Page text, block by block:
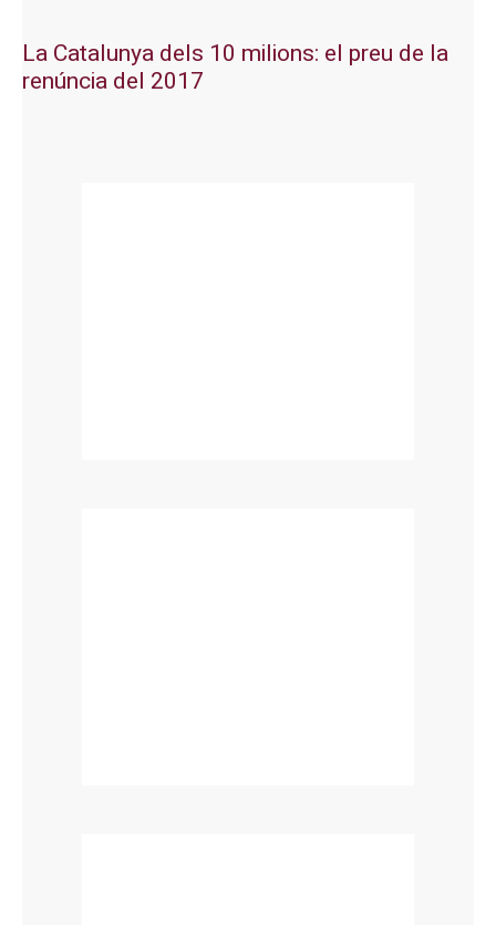
La Catalunya dels 10 milions: el preu de la
renúncia del 2017